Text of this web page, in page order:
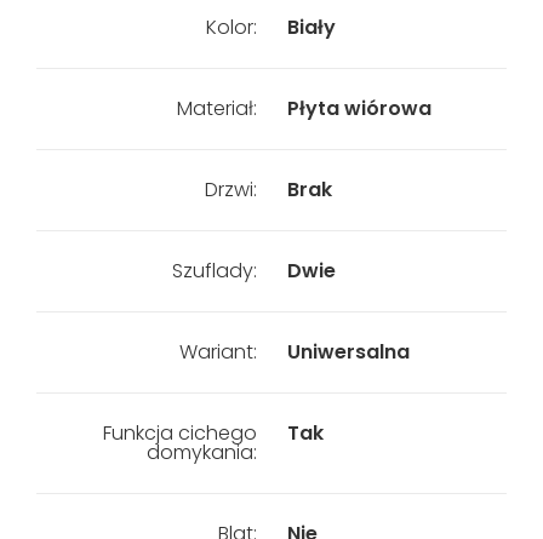
Kolor: Biały
Materiał: Płyta wiórowa
Drzwi: Brak
Szuflady: Dwie
Wariant: Uniwersalna
Funkcja cichego
domykania:
Tak